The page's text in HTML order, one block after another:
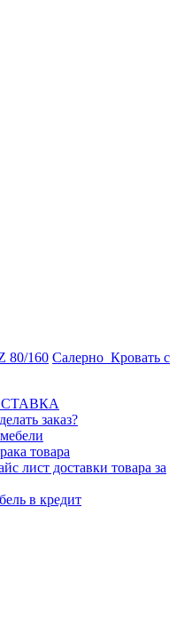
80/160 Салерно_Кровать с
заказ?
товара
лист доставки товара за
в кредит